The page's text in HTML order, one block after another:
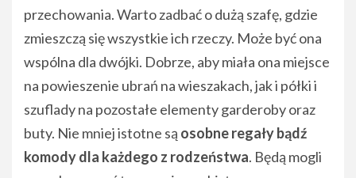
przechowania. Warto zadbać o dużą szafę, gdzie
zmieszczą się wszystkie ich rzeczy. Może być ona
wspólna dla dwójki. Dobrze, aby miała ona miejsce
na powieszenie ubrań na wieszakach, jak i półki i
szuflady na pozostałe elementy garderoby oraz
buty. Nie mniej istotne są osobne regały bądź
komody dla każdego z rodzeństwa. Będą mogli